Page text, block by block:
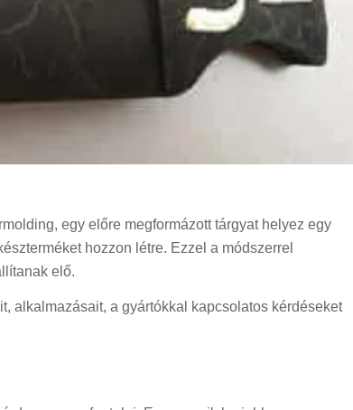
egy előre megformázott tárgyat helyez egy
hozzon létre. Ezzel a módszerrel
elő.
alkalmazásait, a gyártókkal kapcsolatos kérdéseket